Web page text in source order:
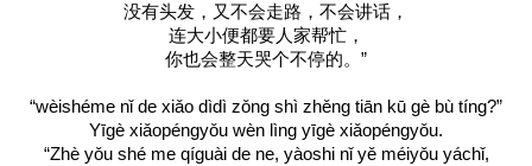
没有头发，又不会走路，不会讲话，
连大小便都要人家帮忙，
你也会整天哭个不停的。”
“wèishéme nǐ de xiǎo dìdì zǒng shì zhěng tiān kū gè bù tíng?”
Yīgè xiǎopéngyǒu wèn lìng yīgè xiǎopéngyǒu.
“Zhè yǒu shé me qíguài de ne, yàoshi nǐ yě méiyǒu yáchǐ,